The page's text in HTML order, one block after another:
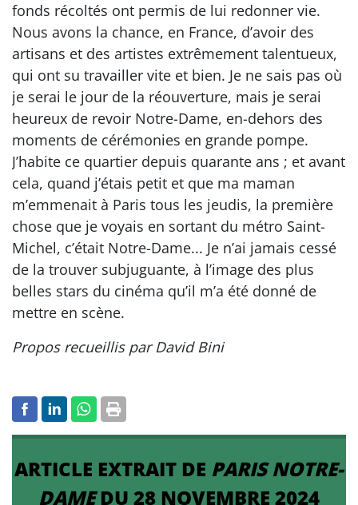
fonds récoltés ont permis de lui redonner vie.
Nous avons la chance, en France, d’avoir des
artisans et des artistes extrêmement talentueux,
qui ont su travailler vite et bien. Je ne sais pas où
je serai le jour de la réouverture, mais je serai
heureux de revoir Notre-Dame, en-dehors des
moments de cérémonies en grande pompe.
J’habite ce quartier depuis quarante ans ; et avant
cela, quand j’étais petit et que ma maman
m’emmenait à Paris tous les jeudis, la première
chose que je voyais en sortant du métro Saint-
Michel, c’était Notre-Dame... Je n’ai jamais cessé
de la trouver subjuguante, à l’image des plus
belles stars du cinéma qu’il m’a été donné de
mettre en scène.
Propos recueillis par David Bini
ARTICLE EXTRAIT DE PARIS NOTRE-
DAMEDU 28 NOVEMBRE 2024